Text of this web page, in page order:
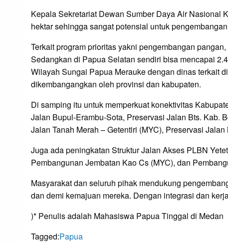
Kepala Sekretariat Dewan Sumber Daya Air Nasional
hektar sehingga sangat potensial untuk
Terkait program prioritas yakni pengembangan
Sedangkan di Papua Selatan sendiri bisa mencapai
Wilayah Sungai Papua Merauke dengan dinas terkait
dikembangangkan oleh provinsi dan kabupaten.
Di samping itu untuk memperkuat konektivitas
Jalan Bupul-Erambu-Sota, Preservasi Jalan Bts. Kab.
Jalan Tanah Merah – Getentiri (MYC), Preservasi
Juga ada peningkatan Struktur Jalan Akses PLBN
Pembangunan Jembatan Kao Cs (MYC), dan
Masyarakat dan seluruh pihak mendukung
dan demi kemajuan mereka. Dengan integrasi dan
)* Penulis adalah Mahasiswa Papua Tinggal di Medan
Tagged:Papua